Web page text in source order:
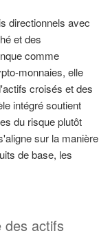
directionnels avec
et des
comme
monnaies, elle
croisés et des
intégré soutient
du risque plutôt
sur la manière
de base, les
des actifs